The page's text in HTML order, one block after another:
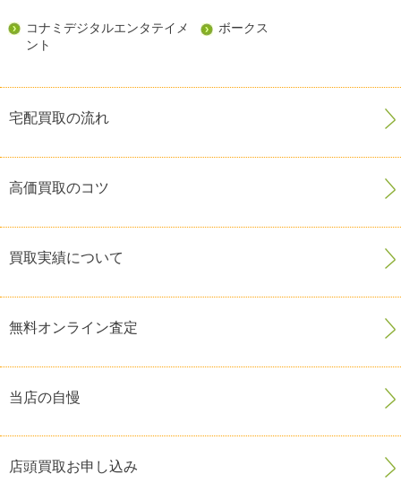
コナミデジタルエンタテイメ
ント
ボークス
宅配買取の流れ
高価買取のコツ
買取実績について
無料オンライン査定
当店の自慢
店頭買取お申し込み